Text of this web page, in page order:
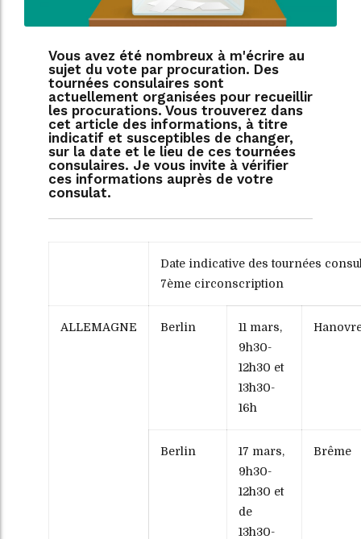
Vous avez été nombreux à m'écrire au
sujet du vote par procuration. Des
tournées consulaires sont
actuellement organisées pour recueillir
les procurations. Vous trouverez dans
cet article des informations, à titre
indicatif et susceptibles de changer,
sur la date et le lieu de ces tournées
consulaires. Je vous invite à vérifier
ces informations auprès de votre
consulat.
Date indicative des tournées
7ème circonscription
ALLEMAGNE Berlin
11 mars,
9h30-
12h30 et
13h30-
16h
Berlin
17 mars,
9h30-
12h30 et
de
13h30-
Brême